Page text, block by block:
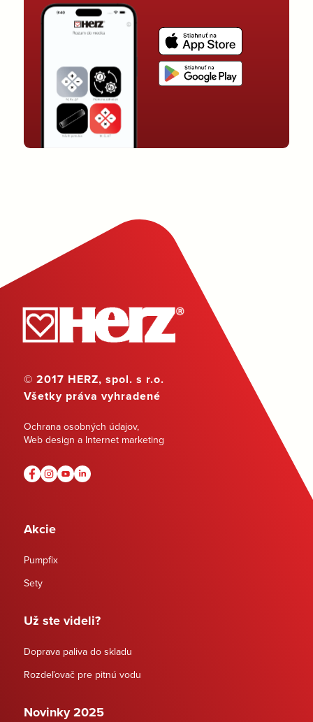
© 2017 HERZ, spol. s r.o.
Všetky práva vyhradené
Ochrana osobných údajov,
Web design a Internet marketing
Akcie
Pumpfix
Sety
Už ste videli?
Doprava paliva do skladu
Rozdeľovač pre pitnú vodu
Novinky 2025